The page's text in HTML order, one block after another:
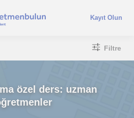
Kayıt Olun
Filtre
özel ders: uzman